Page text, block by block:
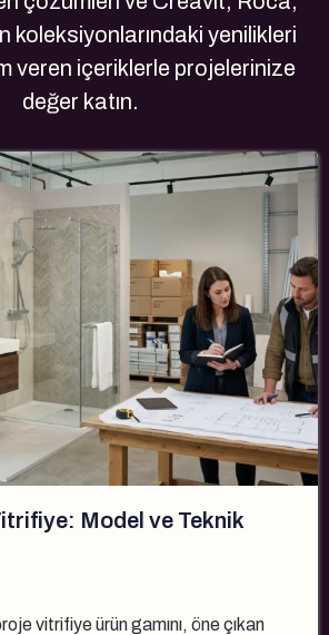
koleksiyonlarındaki yenilikleri
veren içeriklerle projelerinize
değer katın.
Model ve Teknik
vitrifiye ürün gamını, öne çıkan